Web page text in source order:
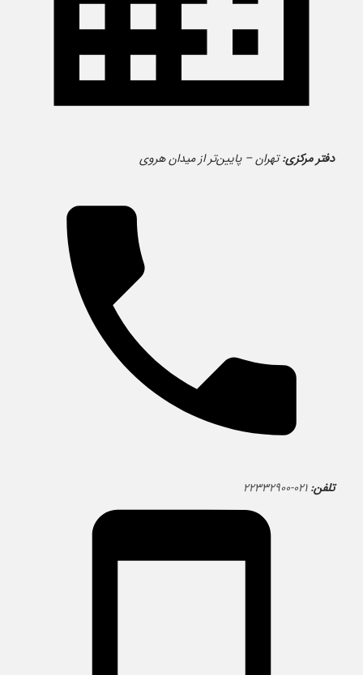
دفتر مرکزی:تهران – پایین‌تر از میدان هروی
تلفن: ۰۲۱-۲۲۳۳۲۹۰۰